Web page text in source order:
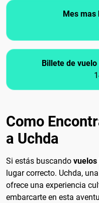
Mes
Billete de
Como
a Uchda
Si estás buscando vuelos
lugar correcto. Uchda,
ofrece una experiencia
embarcarte en esta